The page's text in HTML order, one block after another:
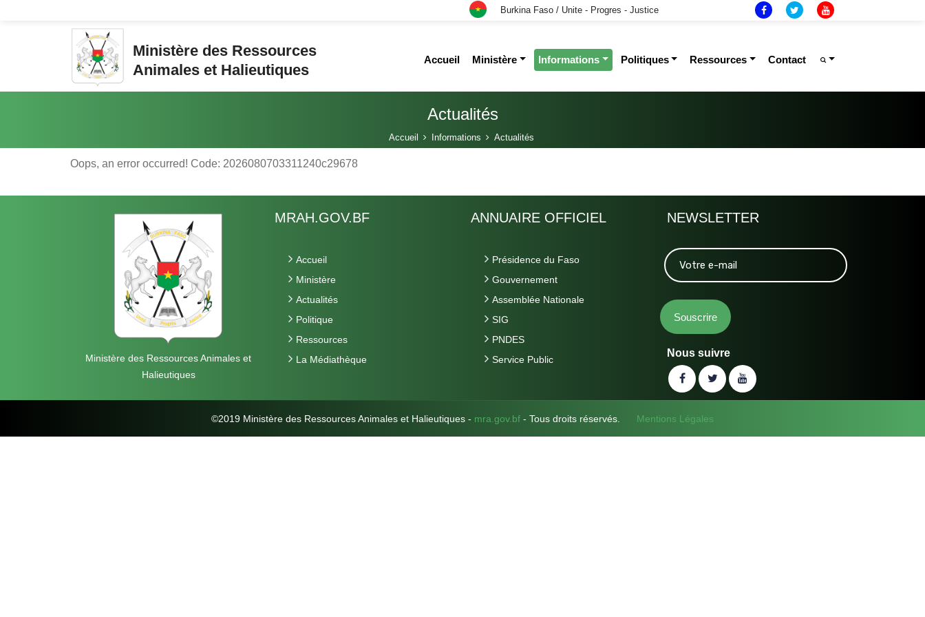
Burkina Faso / Unite - Progres - Justice
Ministère des Ressources
Animales et Halieutiques
Accueil Ministère Informations Politiques Ressources Contact
Actualités
Accueil Informations Actualités
Oops, an error occurred! Code: 2026080703311240c29678
Ministère des Ressources Animales et
Halieutiques
MRAH.GOV.BF
Accueil
Ministère
Actualités
Politique
Ressources
La Médiathèque
ANNUAIRE OFFICIEL
Présidence du Faso
Gouvernement
Assemblée Nationale
SIG
PNDES
Service Public
NEWSLETTER
Nous suivre
©2019 Ministère des Ressources Animales et Halieutiques - mra.gov.bf - Tous droits réservés. Mentions Légales